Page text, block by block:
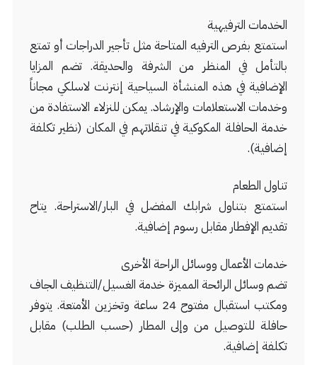
الخدمات الترفيهية
استمتع بفرص الترفيه المتاحة مثل تأجير الدراجات أو تمتع
بالتأمل في المنظر من الشرفة والحديقة. تضم المزايا
الإضافية في هذه المنشأة السياحية إنترنت لاسلكي مجاناً
وخدمات الاستعلامات والإرشاد. يمكن للنزلاء الاستفادة من
خدمة الحافلة المكوكية في تنقلاتهم في المكان (نظير تكلفة
إضافية).
تناول الطعام
استمتع بتناول شرابك المفضل في البار/الاستراحة. يتاح
تقديم الإفطار مقابل رسوم إضافية.
خدمات الأعمال ووسائل الراحة الأخرى
تضم وسائل الرائحة المميزة خدمة الغسيل/التنظيف الجاف
ومكتب استقبال مفتوح 24 ساعة وتخزين الأمتعة. يتوفر
حافلة للتوصيل من وإلى المطار (حسب الطلب) مقابل
تكلفة إضافية.